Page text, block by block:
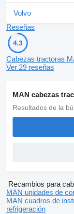
Driver's lumbar
Cup holder
Control panel MAN
Further equipment
MAN EVBec high-
stages possible
Double tank
Other dimensions
servicebook
multi-function
light sensor
daytime running
roadworthy
Volvo
Reseñas
4.3
Cabezas tractoras
Ver 29 reseñas
MAN cabezas
Resultados de la
Recambios para
MAN unidades de
MAN cuadros de
refrigeración